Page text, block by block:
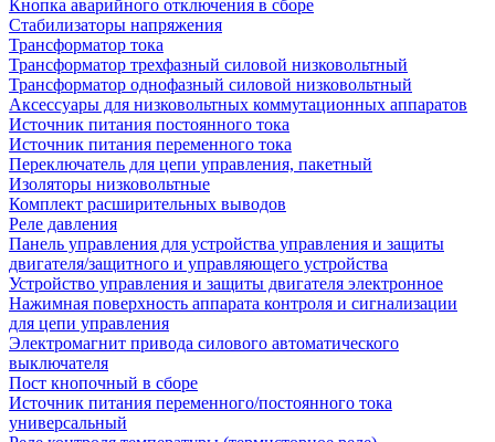
Кнопка аварийного отключения в сборе
Стабилизаторы напряжения
Трансформатор тока
Трансформатор трехфазный силовой низковольтный
Трансформатор однофазный силовой низковольтный
Аксессуары для низковольтных коммутационных аппаратов
Источник питания постоянного тока
Источник питания переменного тока
Переключатель для цепи управления, пакетный
Изоляторы низковольтные
Комплект расширительных выводов
Реле давления
Панель управления для устройства управления и защиты
двигателя/защитного и управляющего устройства
Устройство управления и защиты двигателя электронное
Нажимная поверхность аппарата контроля и сигнализации
для цепи управления
Электромагнит привода силового автоматического
выключателя
Пост кнопочный в сборе
Источник питания переменного/постоянного тока
универсальный